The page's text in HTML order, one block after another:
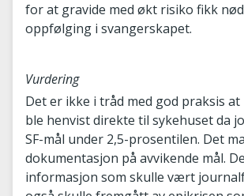
for at gravide med økt risiko fikk
oppfølging i svangerskapet.
Vurdering
Det er ikke i tråd med god praksis
ble henvist direkte til sykehuset da
SF-mål under 2,5-prosentilen. Det
dokumentasjon på avvikende mål.
informasjon som skulle vært